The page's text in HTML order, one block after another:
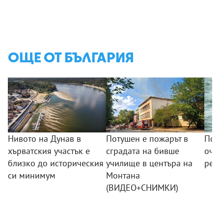
ОЩЕ ОТ БЪЛГАРИЯ
Нивото на Дунав в
хърватския участък е
близко до историческия
си минимум
Потушен е пожарът в
сградата на бивше
училище в центъра на
Монтана
(ВИДЕО+СНИМКИ)